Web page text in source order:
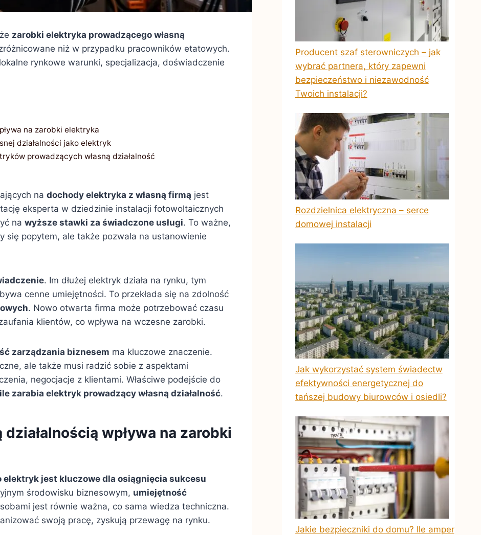
zarobki elektryka prowadzącego własną
niż w przypadku pracowników etatowych.
rynkowe warunki, specjalizacja, doświadczenie
na zarobki elektryka
działalności jako elektryk
prowadzących własną działalność
na dochody elektryka z własną firmą jest
eksperta w dziedzinie instalacji fotowoltaicznych
na wyższe stawki za świadczone usługi. To ważne,
się popytem, ale także pozwala na ustanowienie
. Im dłużej elektryk działa na rynku, tym
cenne umiejętności. To przekłada się na zdolność
. Nowo otwarta firma może potrzebować czasu
klientów, co wpływa na wczesne zarobki.
zarządzania biznesem ma kluczowe znaczenie.
ale także musi radzić sobie z aspektami
negocjacje z klientami. Właściwe podejście do
ile zarabia elektryk prowadzący własną działalność.
wpływa na zarobki
elektryk jest kluczowe dla osiągnięcia sukcesu
środowisku biznesowym, umiejętność
jest równie ważna, co sama wiedza techniczna.
swoją pracę, zyskują przewagę na rynku.
Producent szaf sterowniczych – jak
wybrać partnera, który zapewni
bezpieczeństwo i niezawodność
Twoich instalacji?
Rozdzielnica elektryczna – serce
domowej instalacji
Jak wykorzystać system świadectw
efektywności energetycznej do
tańszej budowy biurowców i osiedli?
Jakie bezpieczniki do domu? Ile amper